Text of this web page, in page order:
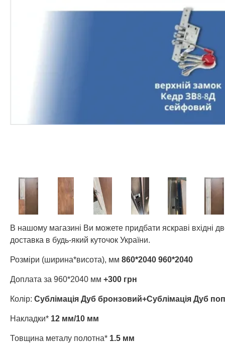
В нашому магазині Ви можете придбати яскраві вхідні
доставка в будь-який куточок України.
Розміри (ширина*висота), мм 860*2040 960*2040
Доплата за 960*2040 мм +300 грн
Колір: Сублімація Дуб бронзовий+Сублімація Дуб
Накладки* 12 мм/10 мм
Товщина металу полотна* 1.5 мм